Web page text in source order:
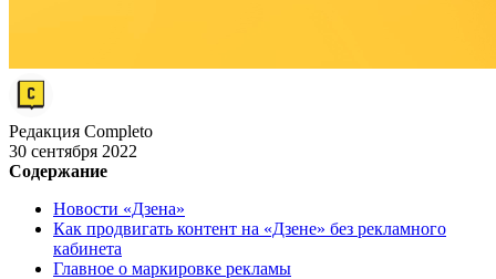
Редакция Completo
30 сентября 2022
Содержание
Новости «Дзена»
Как продвигать контент на «Дзене» без рекламного
кабинета
Главное о маркировке рекламы